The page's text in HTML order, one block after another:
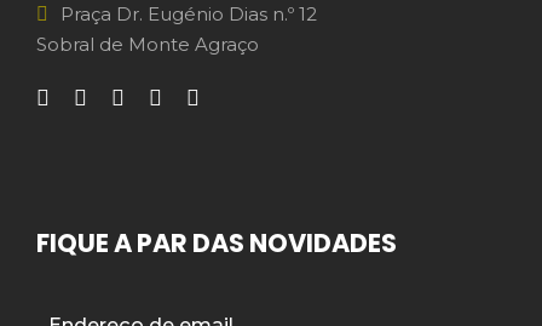
Praça Dr. Eugénio Dias n.º 12
Sobral de Monte Agraço
FIQUE A PAR DAS NOVIDADES